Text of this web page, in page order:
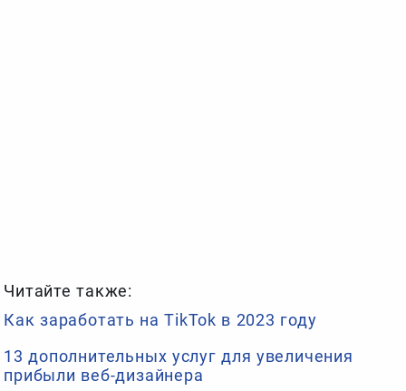
Читайте также:
Как заработать на TikTok в 2023 году
13 дополнительных услуг для увеличения
прибыли веб-дизайнера